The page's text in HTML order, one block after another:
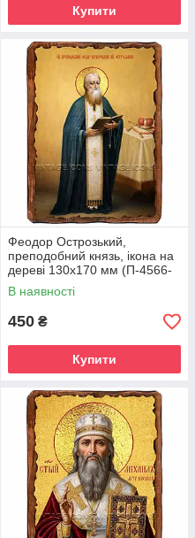
Купити
Феодор Острозький,
преподобний князь, ікона на
дереві 130х170 мм (П-4566-
1)
В наявності
450 ₴
Купити